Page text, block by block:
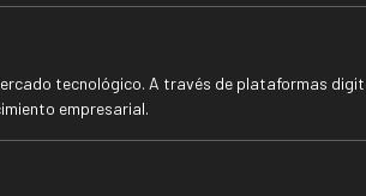
tecnológico. A través de plataformas
empresarial.